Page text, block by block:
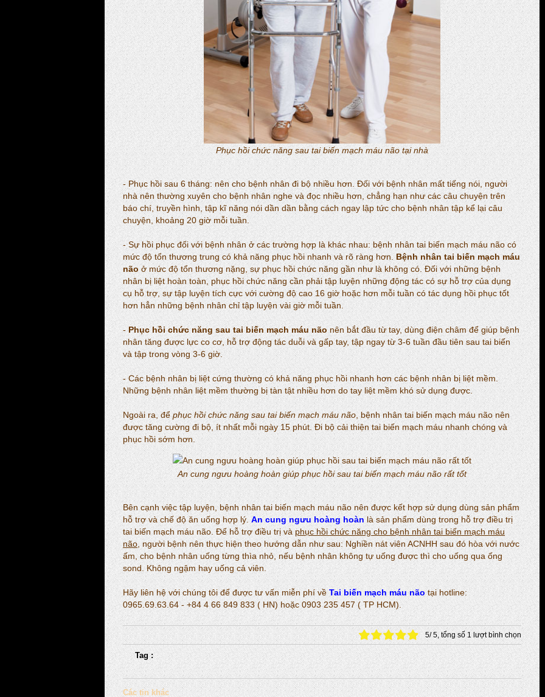
Phục hồi chức năng sau tai biến mạch máu não tại nhà
- Phục hồi sau 6 tháng: nên cho bệnh nhân đi bộ nhiều hơn. Đối với bệnh nhân mất tiếng nói, người
nhà nên thường xuyên cho bệnh nhân nghe và đọc nhiều hơn, chẳng hạn như các câu chuyện trên
báo chí, truyền hình, tập kĩ năng nói dần dần bằng cách ngay lập tức cho bệnh nhân tập kể lại câu
chuyện, khoảng 20 giờ mỗi tuần.
- Sự hồi phục đối với bệnh nhân ở các trường hợp là khác nhau: bệnh nhân tai biến mạch máu não có
mức độ tổn thương trung có khả năng phục hồi nhanh và rõ ràng hơn.Bệnh nhân tai biến mạch máu
não ở mức độ tổn thương nặng, sự phục hồi chức năng gần như là không có. Đối với những bệnh
nhân bị liệt hoàn toàn, phục hồi chức năng cần phải tập luyện những động tác có sự hỗ trợ của dụng
cụ hỗ trợ, sự tập luyện tích cực với cường độ cao 16 giờ hoặc hơn mỗi tuần có tác dụng hồi phục tốt
hơn hẳn những bệnh nhân chỉ tập luyện vài giờ mỗi tuần.
- Phục hồi chức năng sau tai biến mạch máu não nên bắt đầu từ tay, dùng điện châm để giúp bệnh
nhân tăng được lực co cơ, hỗ trợ động tác duỗi và gấp tay, tập ngay từ 3-6 tuần đầu tiên sau tai biến
và tập trong vòng 3-6 giờ.
- Các bệnh nhân bị liệt cứng thường có khả năng phục hồi nhanh hơn các bệnh nhân bị liệt mềm.
Những bệnh nhân liệt mềm thường bị tàn tật nhiều hơn do tay liệt mềm khó sử dụng được.
Ngoài ra, để phục hồi chức năng sau tai biến mạch máu não , bệnh nhân tai biến mạch máu não nên
được tăng cường đi bộ, ít nhất mỗi ngày 15 phút. Đi bộ cải thiện tai biến mạch máu nhanh chóng và
phục hồi sớm hơn.
An cung ngưu hoàng hoàn giúp phục hồi sau tai biến mạch máu não rất tốt
Bên cạnh việc tập luyện, bệnh nhân tai biến mạch máu não nên được kết hợp sử dụng dùng sản phẩm
hỗ trợ và chế độ ăn uống hợp lý. An cung ngưu hoàng hoàn là sản phẩm dùng trong hỗ trợ điều trị
tai biến mạch máu não. Để hỗ trợ điều trị và phục hồi chức năng cho bệnh nhân tai biến mạch máu
não , người bệnh nên thực hiện theo hướng dẫn như sau: Nghiền nát viên ACNHH sau đó hòa với nước
ấm, cho bệnh nhân uống từng thìa nhỏ, nếu bệnh nhân không tự uống được thì cho uống qua ống
sond. Không ngậm hay uống cả viên.
Hãy liên hệ với chúng tôi để được tư vấn miễn phí về Tai biến mạch máu nãotại hotline:
0965.69.63.64 - +84 4 66 849 833 ( HN) hoặc 0903 235 457 ( TP HCM).
5/5 , tổng số 1 lượt bình chọn
Tag :
Các tin khác